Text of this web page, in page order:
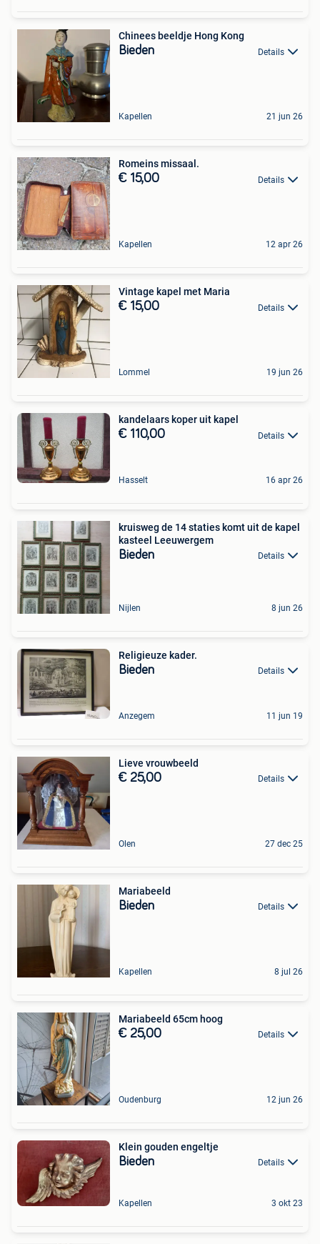
Chinees beeldje Hong Kong
Bieden Details
Kapellen 21 jun 26
Romeins missaal.
€ 15,00 Details
Kapellen 12 apr 26
Vintage kapel met Maria
€ 15,00 Details
Lommel 19 jun 26
kandelaars koper uit kapel
€ 110,00 Details
Hasselt 16 apr 26
kruisweg de 14 staties komt uit de kapel
kasteel Leeuwergem
Bieden Details
Nijlen 8 jun 26
Religieuze kader.
Bieden Details
Anzegem 11 jun 19
Lieve vrouwbeeld
€ 25,00 Details
Olen 27 dec 25
Mariabeeld
Bieden Details
Kapellen 8 jul 26
Mariabeeld 65cm hoog
€ 25,00 Details
Oudenburg 12 jun 26
Klein gouden engeltje
Bieden Details
Kapellen 3 okt 23